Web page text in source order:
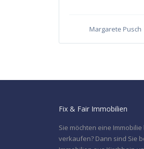
Margarete Pusch
Fix & Fair Immobilien
Sie möchten eine
verkaufen? Dann sind Sie